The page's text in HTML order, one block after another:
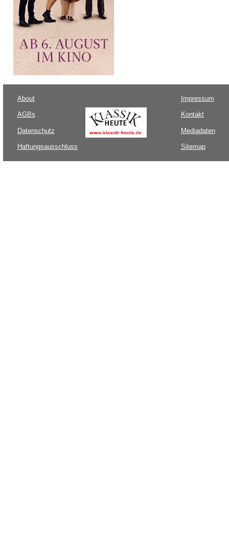
About
AGBs
Datenschutz
Haftungsausschluss
Impressum
Kontakt
Mediadaten
Sitemap